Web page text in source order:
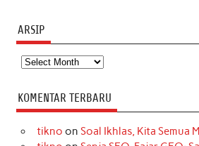
ARSIP
Arsip
KOMENTAR TERBARU
tikno on Soal Ikhlas, Kita Semua